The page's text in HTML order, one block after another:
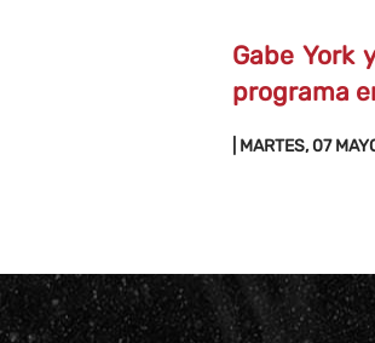
Gabe York
programa
| MARTES, 07